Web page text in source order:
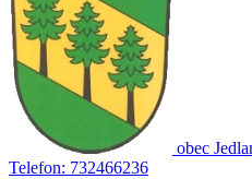
obec
Telefon: 732466236